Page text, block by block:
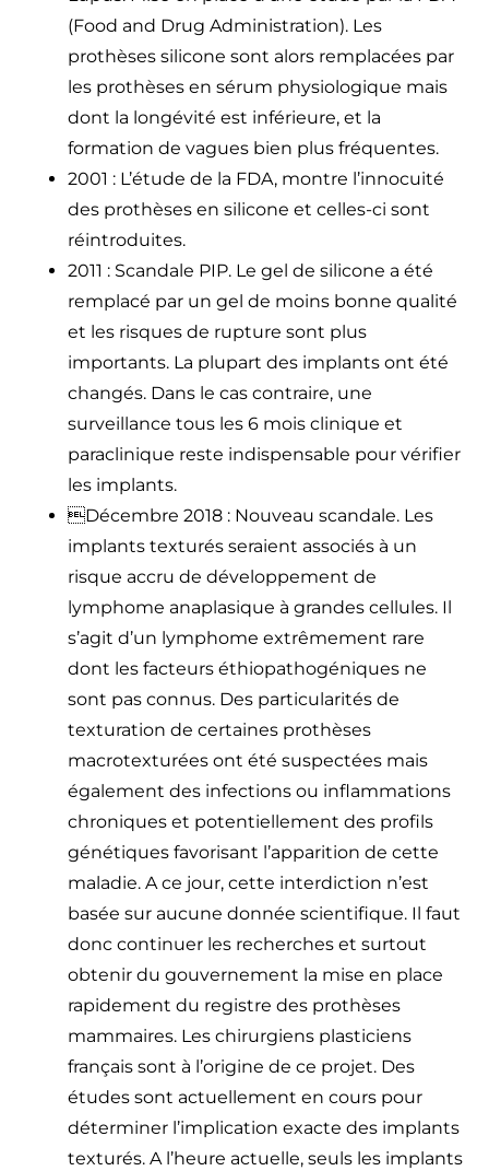
(Food and Drug Administration). Les
prothèses silicone sont alors remplacées par
les prothèses en sérum physiologique mais
dont la longévité est inférieure, et la
formation de vagues bien plus fréquentes.
2001 : L’étude de la FDA, montre l’innocuité
des prothèses en silicone et celles-ci sont
réintroduites.
2011 : Scandale PIP. Le gel de silicone a été
remplacé par un gel de moins bonne qualité
et les risques de rupture sont plus
importants. La plupart des implants ont été
changés. Dans le cas contraire, une
surveillance tous les 6 mois clinique et
paraclinique reste indispensable pour vérifier
les implants.
Décembre 2018 : Nouveau scandale. Les
implants texturés seraient associés à un
risque accru de développement de
lymphome anaplasique à grandes cellules. Il
s’agit d’un lymphome extrêmement rare
dont les facteurs éthiopathogéniques ne
sont pas connus. Des particularités de
texturation de certaines prothèses
macrotexturées ont été suspectées mais
également des infections ou inflammations
chroniques et potentiellement des profils
génétiques favorisant l’apparition de cette
maladie. A ce jour, cette interdiction n’est
basée sur aucune donnée scientifique. Il faut
donc continuer les recherches et surtout
obtenir du gouvernement la mise en place
rapidement du registre des prothèses
mammaires. Les chirurgiens plasticiens
français sont à l’origine de ce projet. Des
études sont actuellement en cours pour
déterminer l’implication exacte des implants
texturés. A l’heure actuelle, seuls les implants